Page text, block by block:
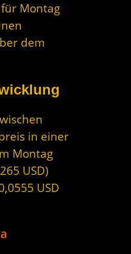
Montag
dem
in einer
Montag
USD)
USD